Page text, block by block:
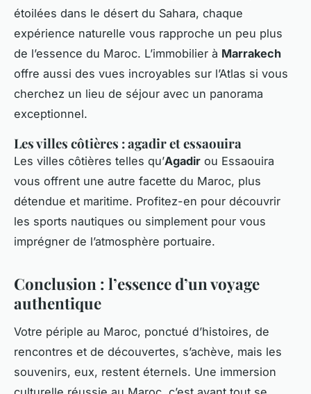
étoilées dans le désert du Sahara, chaque
expérience naturelle vous rapproche un peu plus
de l’essence du Maroc. L’immobilier à Marrakech
offre aussi des vues incroyables sur l’Atlas si vous
cherchez un lieu de séjour avec un panorama
exceptionnel.
Les villes côtières : agadir et essaouira
Les villes côtières telles qu’Agadir ou Essaouira
vous offrent une autre facette du Maroc, plus
détendue et maritime. Profitez-en pour découvrir
les sports nautiques ou simplement pour vous
imprégner de l’atmosphère portuaire.
Conclusion : l’essence d’un voyage
authentique
Votre périple au Maroc, ponctué d’histoires, de
rencontres et de découvertes, s’achève, mais les
souvenirs, eux, restent éternels. Une immersion